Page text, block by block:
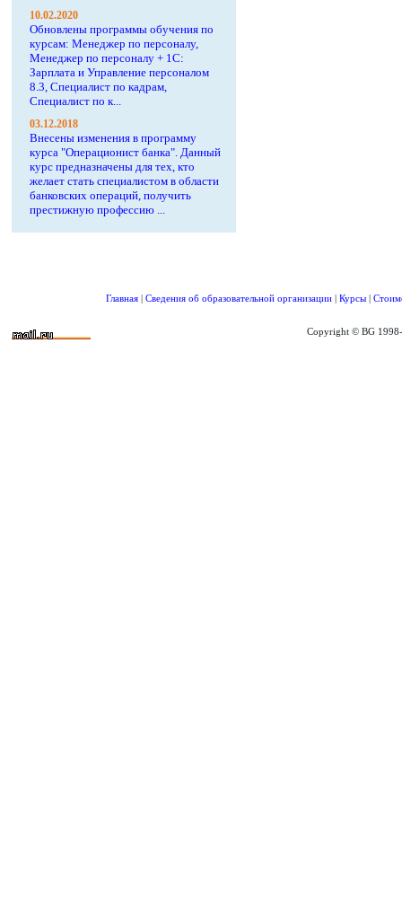
10.02.2020
Обновлены программы обучения по
курсам: Менеджер по персоналу,
Менеджер по персоналу + 1С:
Зарплата и Управление персоналом
8.3, Специалист по кадрам,
Специалист по к...
03.12.2018
Внесены изменения в программу
курса "Операционист банка". Данный
курс предназначены для тех, кто
желает стать специалистом в области
банковских операций, получить
престижную профессию ...
Главная | Сведения об образовательной организации | Курсы |
Copyright © BG